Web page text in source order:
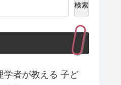
検索
学者が教える 子ど